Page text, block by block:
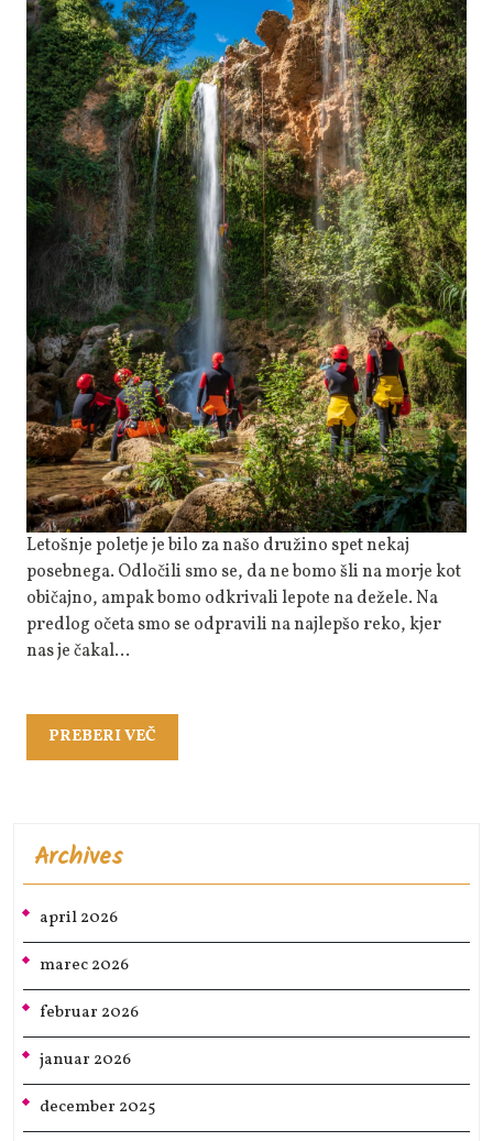
Na
Plaži
Letošnje poletje je bilo za našo družino spet nekaj
posebnega. Odločili smo se, da ne bomo šli na morje kot
običajno, ampak bomo odkrivali lepote na dežele. Na
predlog očeta smo se odpravili na najlepšo reko, kjer
nas je čakal…
PREBERI VEČ
VEČ
Archives
april 2026
marec 2026
februar 2026
januar 2026
december 2025